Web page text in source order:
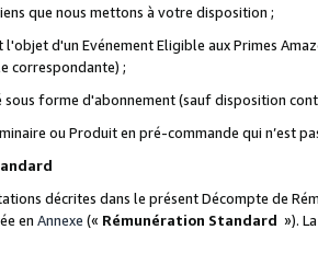
que nous mettons à votre disposition ;
d'un Evénement Eligible aux Primes
correspondante) ;
forme d'abonnement (sauf disposition
ou Produit en pré-commande qui n’est
décrites dans le présent Décompte de
en Annexe (« Rémunération Standard »).